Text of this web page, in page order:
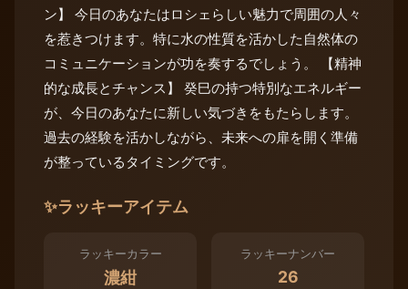
ン】 今日のあなたはロシェらしい魅力で周囲の人々
を惹きつけます。特に水の性質を活かした自然体の
コミュニケーションが功を奏するでしょう。 【精神
的な成長とチャンス】 癸巳の持つ特別なエネルギー
が、今日のあなたに新しい気づきをもたらします。
過去の経験を活かしながら、未来への扉を開く準備
が整っているタイミングです。
✨ラッキーアイテム
ラッキーカラー
濃紺
ラッキーナンバー
26